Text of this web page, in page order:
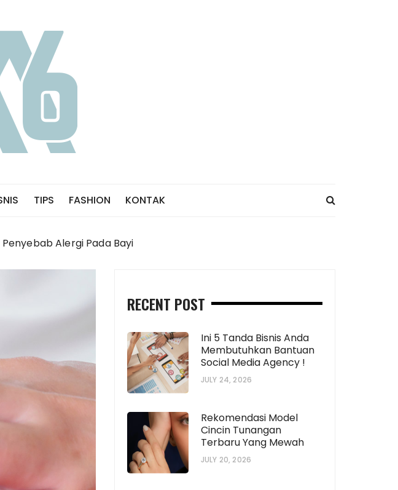
TIPS FASHION KONTAK
Alergi Pada Bayi
RECENT POST
Ini 5 Tanda Bisnis Anda
Membutuhkan Bantuan
Social Media Agency !
JULY 24, 2026
Rekomendasi Model
Cincin Tunangan
Terbaru Yang Mewah
JULY 20, 2026